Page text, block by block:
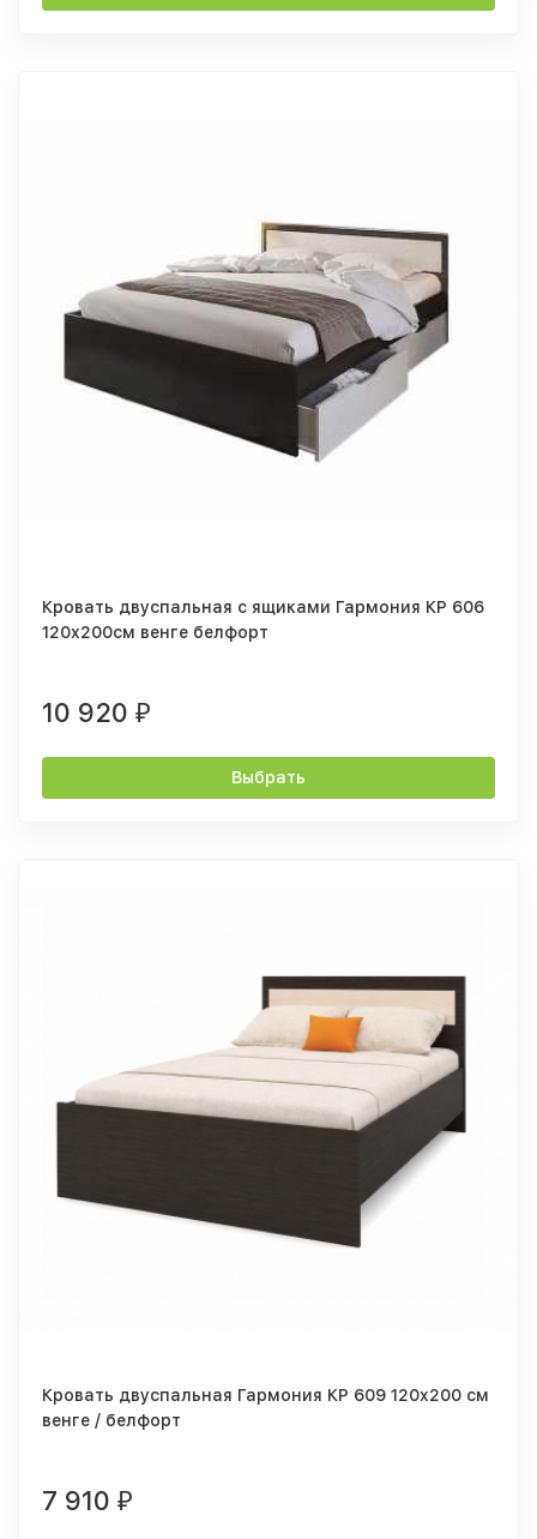
Кровать двуспальная с ящиками Гармония КР 606
120x200см венге белфорт
10 920 ₽
Выбрать
Кровать двуспальная Гармония КР 609 120x200 см
венге / белфорт
7 910 ₽